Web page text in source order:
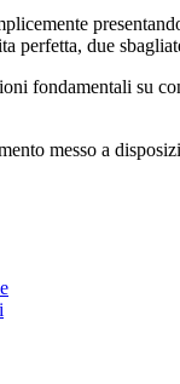
perfetta, due
fondamentali su
messo a